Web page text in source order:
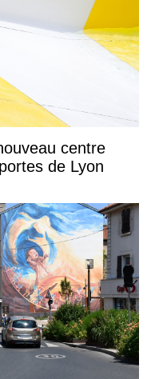
centre
de Lyon